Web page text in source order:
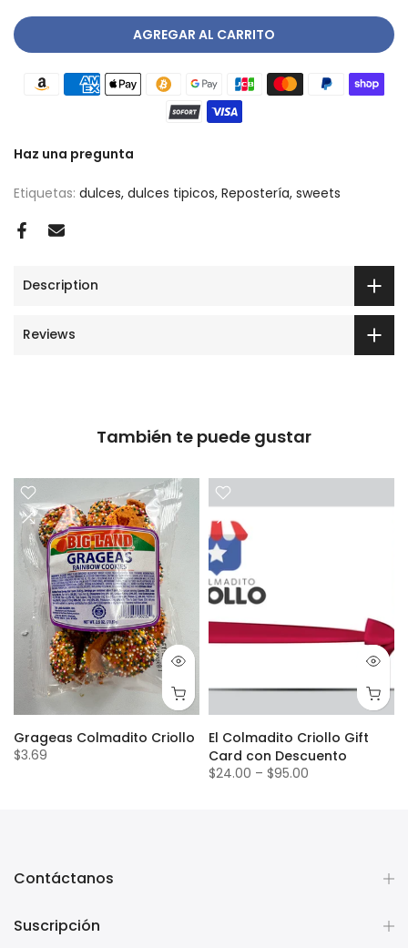
AGREGAR AL CARRITO
Haz una pregunta
Etiquetas: dulces dulces tipicos Repostería sweets
Description
Reviews
También te puede gustar
Grageas Colmadito Criollo
$3.69
El Colmadito Criollo Gift
Card con Descuento
$24.00 – $95.00
Contáctanos
Suscripción